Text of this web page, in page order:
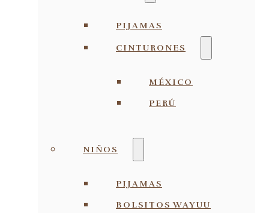
PIJAMAS
CINTURONES
MÉXICO
PERÚ
NIÑOS
PIJAMAS
BOLSITOS WAYUU